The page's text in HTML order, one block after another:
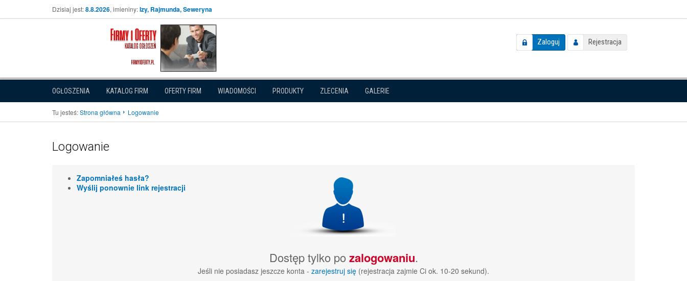
Dzisiaj jest:8.8.2026, imieniny:Izy, Rajmunda, Seweryna
Zaloguj Rejestracja
OGŁOSZENIA KATALOG FIRM OFERTY FIRM WIADOMOŚCI PRODUKTY ZLECENIA GALERIE
Tu jesteś:Strona główna Logowanie
Logowanie
Dostęp tylko pozalogowaniu.
Jeśli nie posiadasz jeszcze konta - zarejestruj się (rejestracja zajmie Ci ok. 10-20 sekund).
Zapomniałeś hasła?
Wyślij ponownie link rejestracji